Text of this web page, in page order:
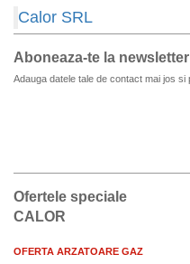
Calor SRL
Aboneaza-te la newsletter
Adauga datele tale de contact mai jos
Ofertele speciale
CALOR
OFERTA ARZATOARE GAZ